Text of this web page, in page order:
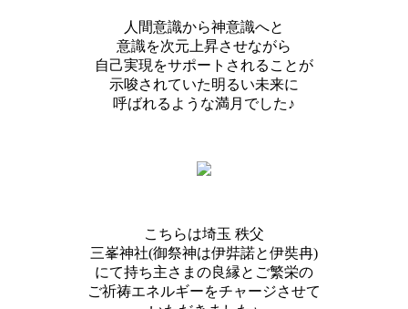
人間意識から神意識へと
意識を次元上昇させながら
自己実現をサポートされることが
示唆されていた明るい未来に
呼ばれるような満月でした♪
こちらは埼玉 秩父
三峯神社(御祭神は伊弉諾と伊奘冉)
にて持ち主さまの良縁とご繁栄の
ご祈祷エネルギーをチャージさせて